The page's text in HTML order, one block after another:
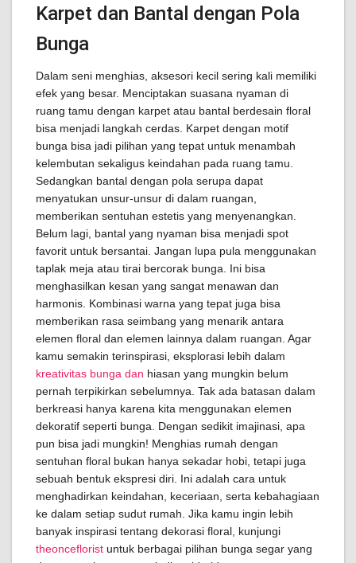
Karpet dan Bantal dengan Pola
Bunga
Dalam seni menghias, aksesori kecil sering kali memiliki
efek yang besar. Menciptakan suasana nyaman di
ruang tamu dengan karpet atau bantal berdesain floral
bisa menjadi langkah cerdas. Karpet dengan motif
bunga bisa jadi pilihan yang tepat untuk menambah
kelembutan sekaligus keindahan pada ruang tamu.
Sedangkan bantal dengan pola serupa dapat
menyatukan unsur-unsur di dalam ruangan,
memberikan sentuhan estetis yang menyenangkan.
Belum lagi, bantal yang nyaman bisa menjadi spot
favorit untuk bersantai. Jangan lupa pula menggunakan
taplak meja atau tirai bercorak bunga. Ini bisa
menghasilkan kesan yang sangat menawan dan
harmonis. Kombinasi warna yang tepat juga bisa
memberikan rasa seimbang yang menarik antara
elemen floral dan elemen lainnya dalam ruangan. Agar
kamu semakin terinspirasi, eksplorasi lebih dalam
kreativitas bunga dan hiasan yang mungkin belum
pernah terpikirkan sebelumnya. Tak ada batasan dalam
berkreasi hanya karena kita menggunakan elemen
dekoratif seperti bunga. Dengan sedikit imajinasi, apa
pun bisa jadi mungkin! Menghias rumah dengan
sentuhan floral bukan hanya sekadar hobi, tetapi juga
sebuah bentuk ekspresi diri. Ini adalah cara untuk
menghadirkan keindahan, keceriaan, serta kebahagiaan
ke dalam setiap sudut rumah. Jika kamu ingin lebih
banyak inspirasi tentang dekorasi floral, kunjungi
theonceflorist untuk berbagai pilihan bunga segar yang